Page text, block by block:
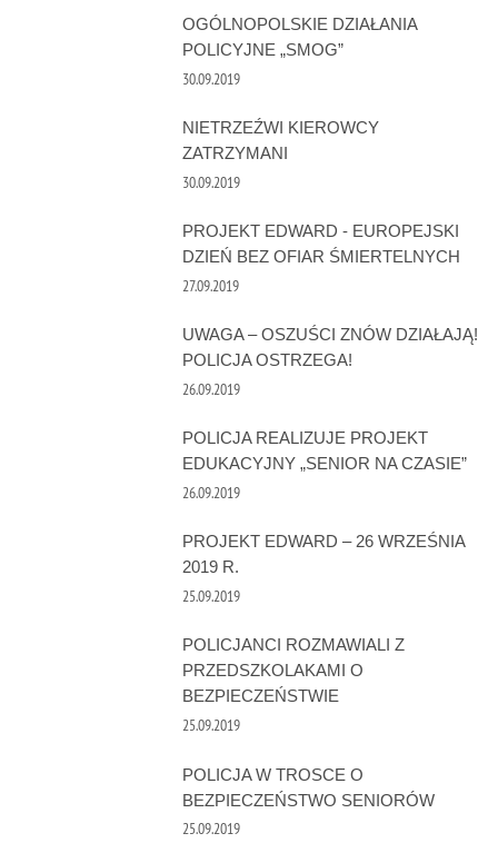
OGÓLNOPOLSKIE DZIAŁANIA
POLICYJNE „SMOG”
30.09.2019
NIETRZEŹWI KIEROWCY
ZATRZYMANI
30.09.2019
PROJEKT EDWARD - EUROPEJSKI
DZIEŃ BEZ OFIAR ŚMIERTELNYCH
27.09.2019
UWAGA – OSZUŚCI ZNÓW DZIAŁAJĄ!
POLICJA OSTRZEGA!
26.09.2019
POLICJA REALIZUJE PROJEKT
EDUKACYJNY „SENIOR NA CZASIE”
26.09.2019
PROJEKT EDWARD – 26 WRZEŚNIA
2019 R.
25.09.2019
POLICJANCI ROZMAWIALI Z
PRZEDSZKOLAKAMI O
BEZPIECZEŃSTWIE
25.09.2019
POLICJA W TROSCE O
BEZPIECZEŃSTWO SENIORÓW
25.09.2019